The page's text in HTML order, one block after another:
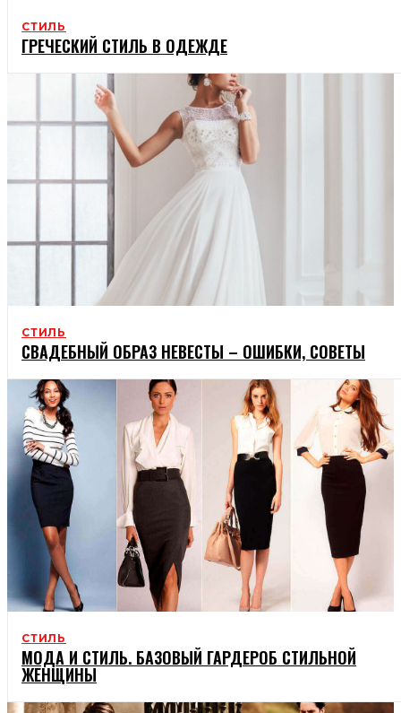
СТИЛЬ
ГРЕЧЕСКИЙ СТИЛЬ В ОДЕЖДЕ
СТИЛЬ
СВАДЕБНЫЙ ОБРАЗ НЕВЕСТЫ – ОШИБКИ, СОВЕТЫ
СТИЛЬ
МОДА И СТИЛЬ. БАЗОВЫЙ ГАРДЕРОБ СТИЛЬНОЙ
ЖЕНЩИНЫ